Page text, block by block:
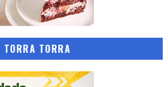
TORRA TORRA